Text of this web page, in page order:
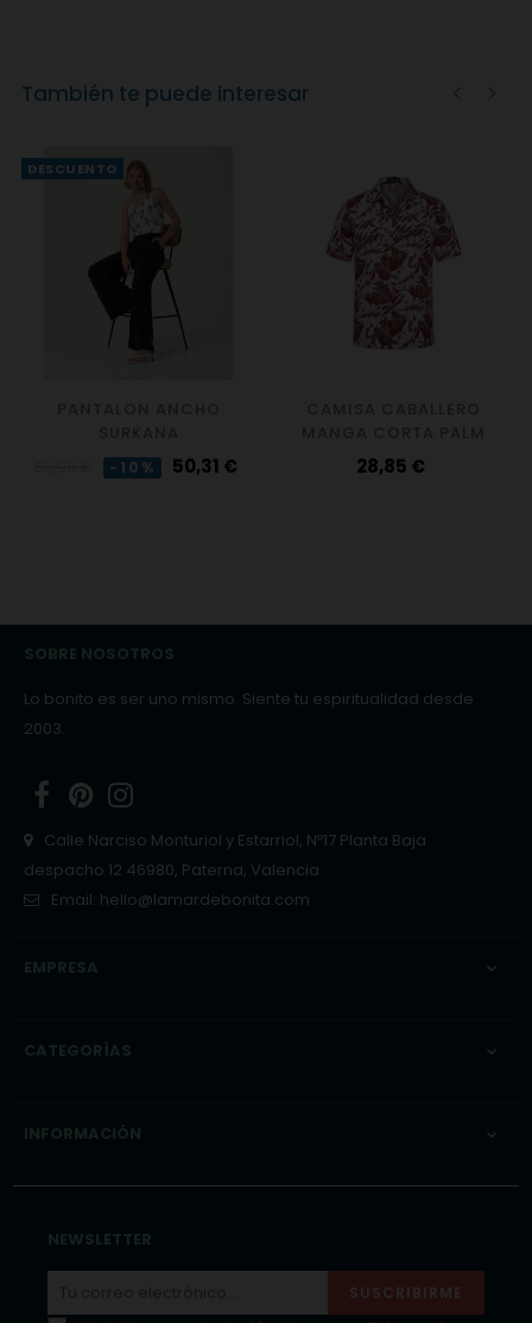
También te puede interesar
DESCUENTO
-10% Precio
50,31 € Precio
28,85 €
SOBRE NOSOTROS
Lo bonito es ser uno mismo. Siente tu espiritualidad desde
2003.
FacebookPinterest
Calle Narciso Monturiol y Estarriol, Nº17 Planta Baja
despacho 12 46980, Paterna, Valencia
Email: hello@lamardebonita.com
EMPRESA 
CATEGORÍAS 
INFORMACIÓN 
NEWSLETTER
SUSCRIBIRME